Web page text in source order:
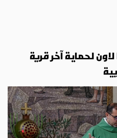
لحماية آخر قرية